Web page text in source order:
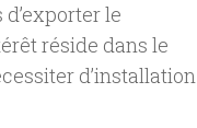
le
réside dans le
d’installation